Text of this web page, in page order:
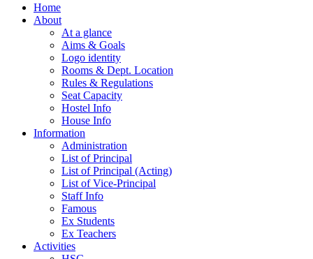
Home
About
At a glance
Aims & Goals
Logo identity
Rooms & Dept. Location
Rules & Regulations
Seat Capacity
Hostel Info
House Info
Information
Administration
List of Principal
List of Principal (Acting)
List of Vice-Principal
Staff Info
Famous
Ex Students
Ex Teachers
Activities